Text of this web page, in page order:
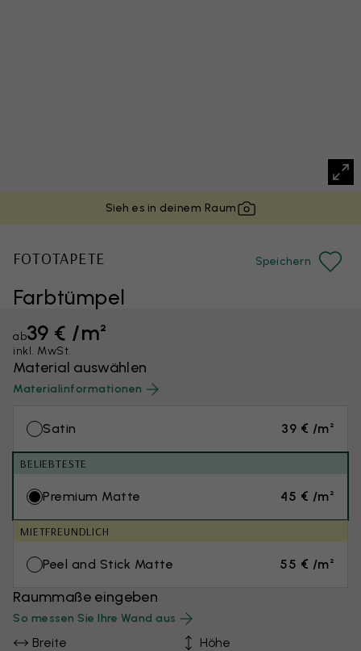
Sieh es in deinem Raum
Farbtümpel
FOTOTAPETE Speichern
ab39 € /m²
inkl. MwSt.
Material auswählen
Materialinformationen
Satin 39 € /m²
BELIEBTESTE
Premium Matte 45 € /m²
MIETFREUNDLICH
Peel and Stick Matte 55 € /m²
Raummaße eingeben
So messen Sie Ihre Wand aus
Breite
Höhe